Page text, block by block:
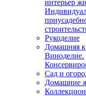
интерьер
Рукоделие
Домашняя
Виноделие.
Сад и
Домашние